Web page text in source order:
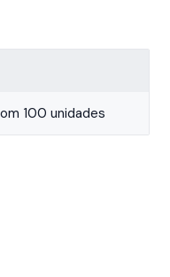
100 unidades